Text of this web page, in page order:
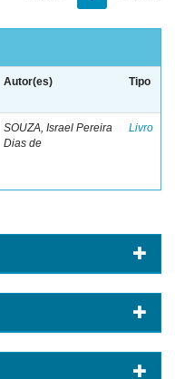
Autor(es) Tipo
SOUZA, Israel Pereira
Dias de
Livro